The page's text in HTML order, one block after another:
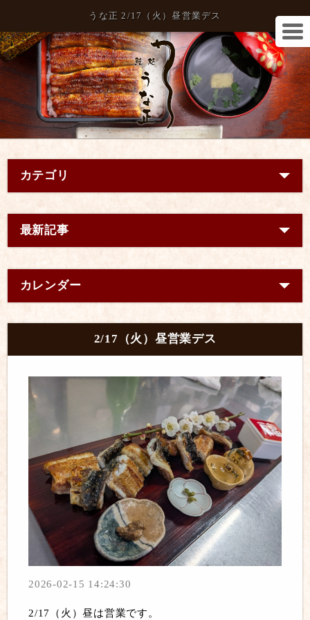
うな正 2/17（火）昼営業デス
カテゴリ
最新記事
カレンダー
2/17（火）昼営業デス
2026-02-15 14:24:30
2/17（火）昼は営業です。